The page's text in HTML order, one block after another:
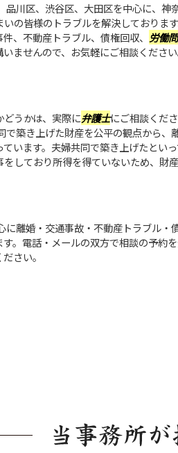
川区、渋谷区、大田区を中心に、神
の皆様のトラブルを解決しておりま
、不動産トラブル、債権回収、 労働
ませんので、お気軽にご相談ください
うかは、実際に弁護士にご相談くださ
築き上げた財産を公平の観点から、
います。夫婦共同で築き上げたとい
しており所得を得ていないため、財
に離婚・交通事故・不動産トラブル・
。電話・メールの双方で相談の予約
さい。